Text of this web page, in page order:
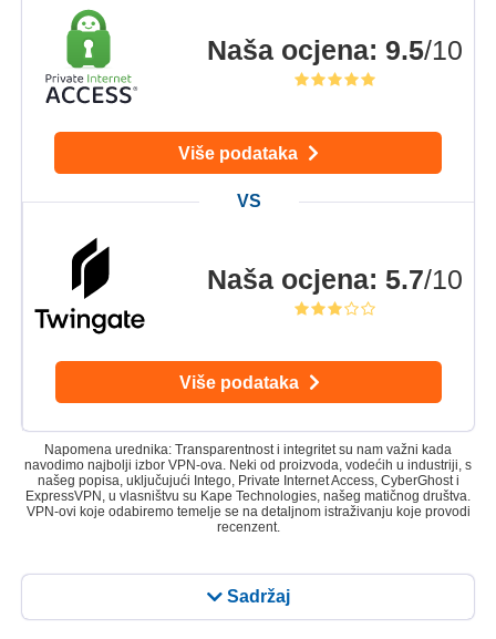
Sadržaj
Naša ocjena: 9.5/10
Više podataka
Naša ocjena: 5.7/10
Više podataka
Napomena urednika: Transparentnost i integritet su nam važni kada
navodimo najbolji izbor VPN-ova. Neki od proizvoda, vodećih u industriji, s
našeg popisa, uključujući Intego, Private Internet Access, CyberGhost i
ExpressVPN, u vlasništvu su Kape Technologies, našeg matičnog društva.
VPN-ovi koje odabiremo temelje se na detaljnom istraživanju koje provodi
recenzent.